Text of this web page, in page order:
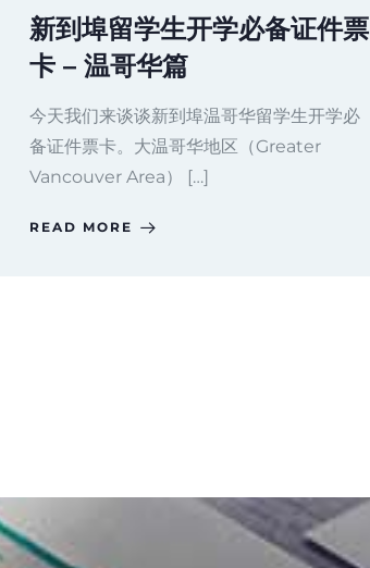
新到埠留学生开学必备证件票
卡 – 温哥华篇
今天我们来谈谈新到埠温哥华留学生开学必
备证件票卡。大温哥华地区（Greater
Vancouver Area） […]
READ MORE